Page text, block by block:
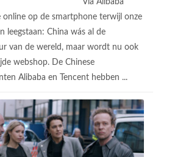
Via Alibaba
online op de smartphone terwijl onze
leegstaan: China wás al de
van de wereld, maar wordt nu ook
webshop. De Chinese
Alibaba en Tencent hebben ...